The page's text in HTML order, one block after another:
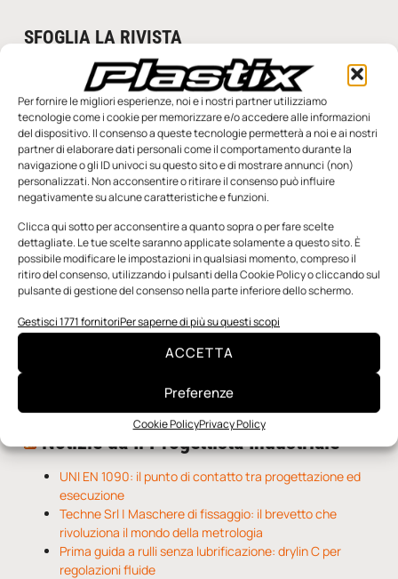
Per fornire le migliori esperienze, noi e i nostri partner utilizziamo
tecnologie come i cookie per memorizzare e/o accedere alle informazioni
del dispositivo. Il consenso a queste tecnologie permetterà a noi e ai nostri
partner di elaborare dati personali come il comportamento durante la
navigazione o gli ID univoci su questo sito e di mostrare annunci (non)
personalizzati. Non acconsentire o ritirare il consenso può influire
negativamente su alcune caratteristiche e funzioni.
Clicca qui sotto per acconsentire a quanto sopra o per fare scelte
dettagliate. Le tue scelte saranno applicate solamente a questo sito. È
possibile modificare le impostazioni in qualsiasi momento, compreso il
ritiro del consenso, utilizzando i pulsanti della Cookie Policy o cliccando sul
pulsante di gestione del consenso nella parte inferiore dello schermo.
Gestisci 1771 fornitoriPer saperne di più su questi scopi
ACCETTA
Preferenze
Cookie PolicyPrivacy Policy
SFOGLIA LA RIVISTA
Edicola Web
Notizie da Meccanicanews
Una nuova mano robotica passa da una pinza all’altra
con un singolo motore
Applicazioni della fluidodinamica computazionale (CFD)
Notizie da Il Progettista Industriale
UNI EN 1090: il punto di contatto tra progettazione ed
esecuzione
Techne Srl | Maschere di fissaggio: il brevetto che
rivoluziona il mondo della metrologia
Prima guida a rulli senza lubrificazione: drylin C per
regolazioni fluide